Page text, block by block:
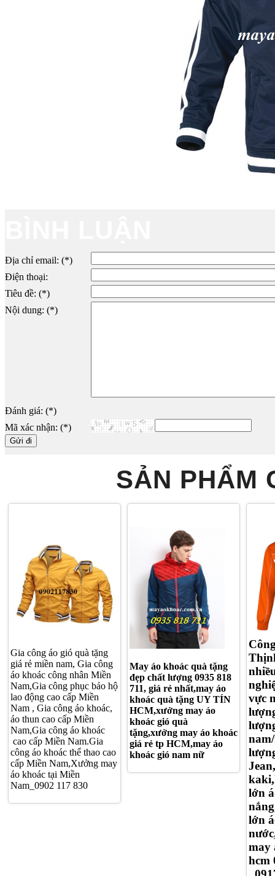
Địa chỉ email: (*)
Điện thoại:
Tiêu đề: (*)
Nội dung: (*)
Đánh giá: (*)
Mã xác nhận: (*)
SẢN PHẨM
Gia công áo gió quà tặng
giá rẻ miền nam, Gia công
áo khoác công nhân Miền
Nam,Gia công phục bảo hộ
lao động cao cấp Miền
Nam , Gia công áo khoác,
áo thun cao cấp Miền
Nam,Gia công áo khoác
cao cấp Miền Nam.Gia
công áo khoác thể thao cao
cấp Miền Nam,Xưởng may
áo khoác tại Miền
Nam_0902 117 830
ĐẸP
May áo khoác quà tặng
đẹp chất lượng 0935 818
711, giá rẻ nhất,may áo
khoác quà tặng UY TÍN
HCM,xưởng may áo
khoác gió quà
tặng,xưởng may áo khoác
giá rẻ tp HCM,may áo
khoác gió nam nữ
vực
lớn
lớn
may
hcm